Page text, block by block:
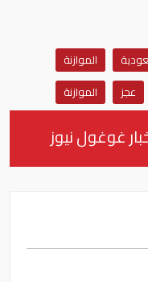
الموازنة
عجز الموازنة
غوغول نيوز